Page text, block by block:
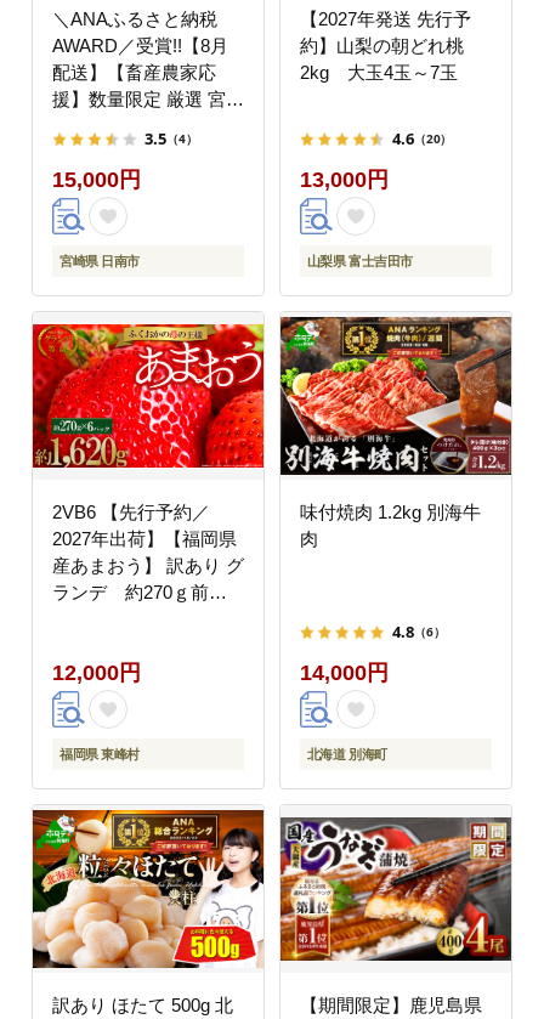
＼ANAふるさと納税
AWARD／受賞!!【8月
配送】【畜産農家応
援】数量限定 厳選 宮崎
肉 国産 焼き肉 BBQ 鉄
板焼き バーベキュー 人
気 黒毛和牛 肩ウデ モ
モ A4 A5 等級 ギフト
贈答 小分け 食品 選べ
南市 送料無料_C168-
26-08
3.5 （4）
15,000円
宮崎県 日南市
【2027年発送 先行予
約】山梨の朝どれ桃
2kg 大玉4玉～7玉
4.6 （20）
13,000円
山梨県 富士吉田市
2VB6 【先行予約／
2027年出荷】【福岡県
産あまおう】 訳あり グ
ランデ 約270ｇ前後
12,000円
福岡県 東峰村
味付焼肉 1.2kg 別海牛
肉
4.8 （6）
14,000円
北海道 別海町
訳あり ほたて 500g 北
【期間限定】鹿児島県